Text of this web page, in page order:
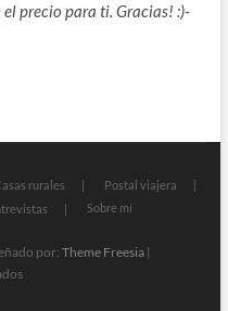
precio para ti. Gracias! :)-
rurales
Postal viajera
Sobre mí
por:Theme Freesia|